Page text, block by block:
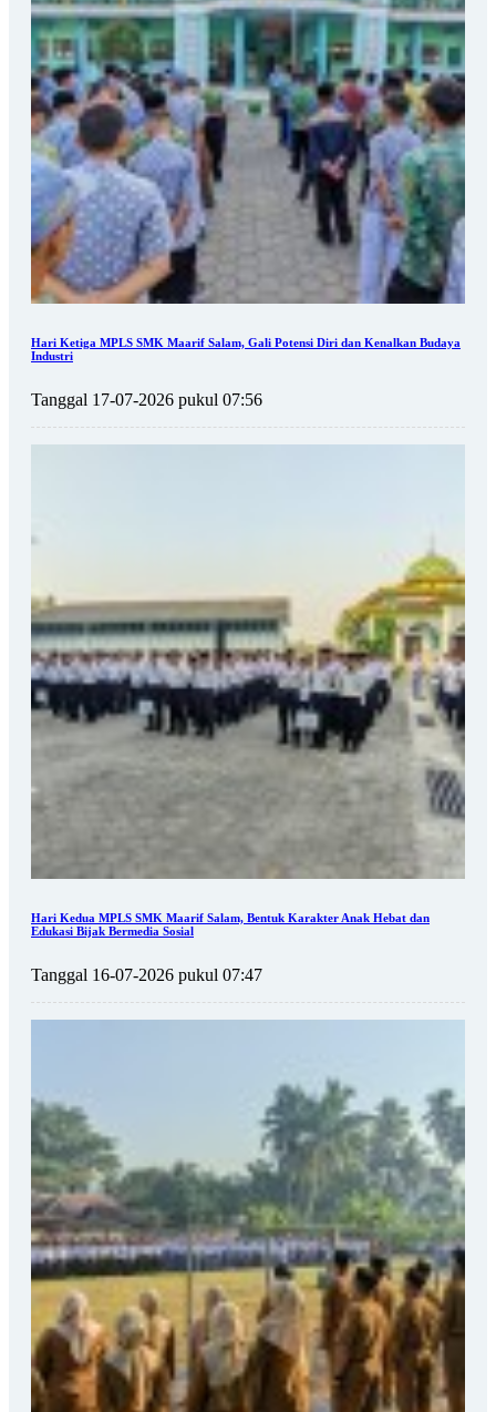
Hari Ketiga MPLS SMK Maarif Salam, Gali Potensi Diri dan Kenalkan Budaya
Industri
Tanggal 17-07-2026 pukul 07:56
Hari Kedua MPLS SMK Maarif Salam, Bentuk Karakter Anak Hebat dan
Edukasi Bijak Bermedia Sosial
Tanggal 16-07-2026 pukul 07:47